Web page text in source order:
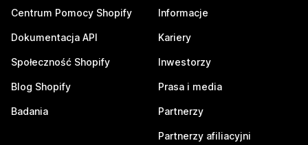
Centrum Pomocy Shopify
Dokumentacja API
Społeczność Shopify
Blog Shopify
Badania
Informacje
Kariery
Inwestorzy
Prasa i media
Partnerzy
Partnerzy afiliacyjni